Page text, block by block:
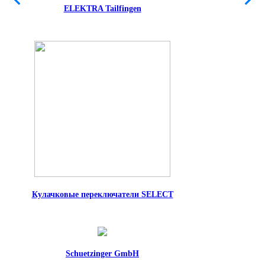
ELEKTRA Tailfingen
Кулачковые переключатели SELECT
Schuetzinger GmbH